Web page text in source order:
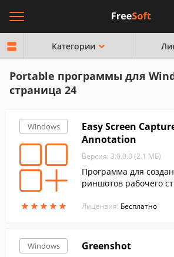
Категории
Portable программы для
страница 24
Windows
★★★★★
★★★★★
Easy Screen
Annotation
Версия: 3.0.0.0 (2.1 МБ)
Программа для
риншотов рабочего
Лицензия: Бесплатно
Windows Greenshot